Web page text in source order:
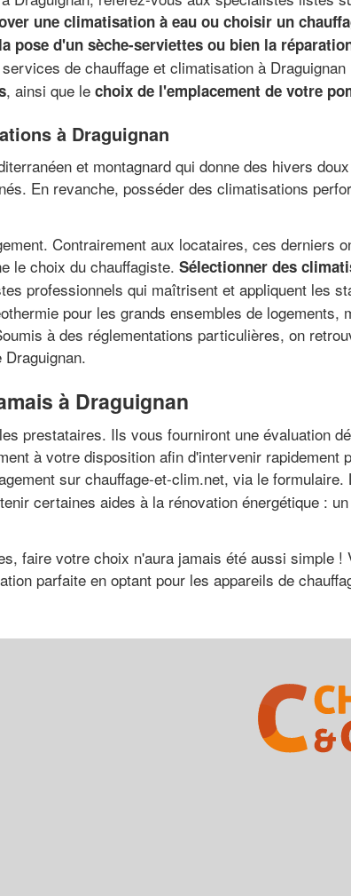
une climatisation à eau ou choisir un
pose d'un sèche-serviettes ou bien la
de chauffage et climatisation à
, ainsi que le choix de l'emplacement de votre
à Draguignan
et montagnard qui donne des hivers
En revanche, posséder des climatisations
Contrairement aux locataires, ces derniers
le choix du chauffagiste. Sélectionner des
professionnels qui maîtrisent et appliquent les
pour les grands ensembles de logements,
à des réglementations particulières, on
à Draguignan
prestataires. Ils vous fourniront une évaluation
à votre disposition afin d'intervenir rapidement
sur chauffage-et-clim.net, via le
certaines aides à la rénovation énergétique :
faire votre choix n'aura jamais été aussi simple
parfaite en optant pour les appareils de